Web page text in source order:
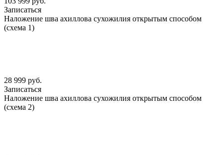
Записаться
Наложение шва ахиллова сухожилия открытым способом
(схема 1)
28 999 руб.
Записаться
Наложение шва ахиллова сухожилия открытым способом
(схема 2)